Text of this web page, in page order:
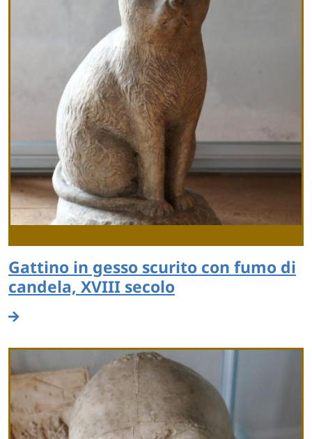
Gattino in gesso scurito con fumo di
candela, XVIII secolo